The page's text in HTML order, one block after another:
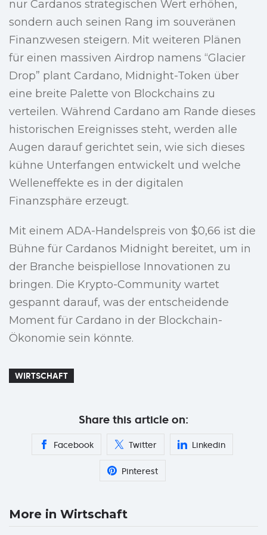
nur Cardanos strategischen Wert erhöhen,
sondern auch seinen Rang im souveränen
Finanzwesen steigern. Mit weiteren Plänen
für einen massiven Airdrop namens “Glacier
Drop” plant Cardano, Midnight-Token über
eine breite Palette von Blockchains zu
verteilen. Während Cardano am Rande dieses
historischen Ereignisses steht, werden alle
Augen darauf gerichtet sein, wie sich dieses
kühne Unterfangen entwickelt und welche
Welleneffekte es in der digitalen
Finanzsphäre erzeugt.
Mit einem ADA-Handelspreis von $0,66 ist die
Bühne für Cardanos Midnight bereitet, um in
der Branche beispiellose Innovationen zu
bringen. Die Krypto-Community wartet
gespannt darauf, was der entscheidende
Moment für Cardano in der Blockchain-
Ökonomie sein könnte.
WIRTSCHAFT
Share this article on:
Facebook Twitter Linkedin
Pinterest
More in Wirtschaft